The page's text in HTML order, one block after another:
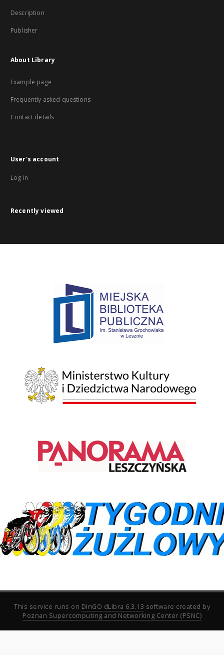
Description
Publisher
About Library
Example page
Frequently asked questions
Contact details
User's account
Log in
Recently viewed
This service runs on DInGO dLibra 6.3.13 software created by
Poznan Supercomputing and Networking Center (PSNC)